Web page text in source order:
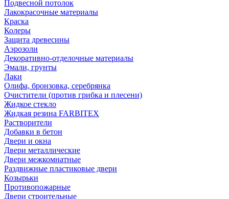
Подвесной потолок
Лакокрасочные материалы
Краска
Колеры
Защита древесины
Аэрозоли
Декоративно-отделочные материалы
Эмали, грунты
Лаки
Олифа, бронзовка, серебрянка
Очистители (против грибка и плесени)
Жидкое стекло
Жидкая резина FARBITEX
Растворители
Добавки в бетон
Двери и окна
Двери металлические
Двери межкомнатные
Раздвижные пластиковые двери
Козырьки
Противопожарные
Двери строительные